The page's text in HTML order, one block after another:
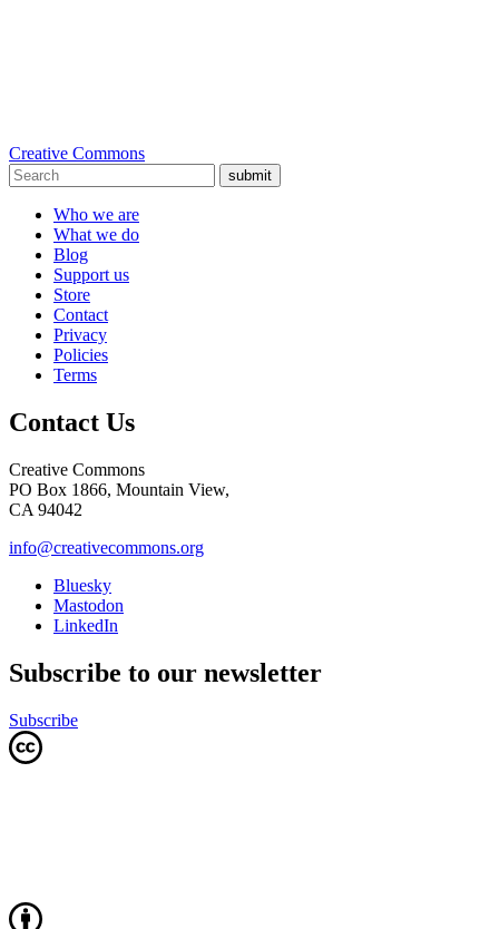
Creative Commons
submit
Who we are
What we do
Blog
Support us
Store
Contact
Privacy
Policies
Terms
Contact Us
Creative Commons
PO Box 1866, Mountain View,
CA 94042
info@creativecommons.org
Bluesky
Mastodon
LinkedIn
Subscribe to our newsletter
Subscribe